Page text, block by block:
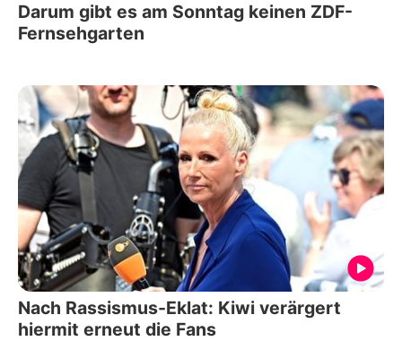
Darum gibt es am Sonntag keinen ZDF-
Fernsehgarten
Nach Rassismus-Eklat: Kiwi verärgert
hiermit erneut die Fans